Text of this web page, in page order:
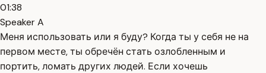
01:38
Speaker A
Меня использовать или я буду? Когда ты у себя не на
первом месте, ты обречён стать озлобленным и
портить, ломать других людей. Если хочешь